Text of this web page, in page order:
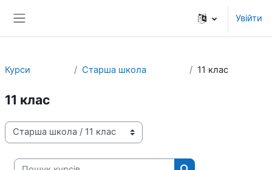
Увійти
Курси Старша школа 11 клас
11 клас
Категорії курсів
Пошук курсів